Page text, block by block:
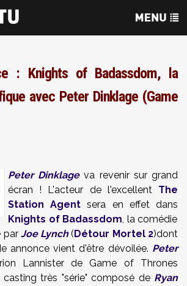
: Knights of Badassdom, la
avec Peter Dinklage (Game
Peter Dinklageva revenir sur grand
écran ! L'acteur de l'excellent The
Station Agent sera en effet dans
Knights of Badassdom, la comédie
par Joe Lynch(Détour Mortel 2)dont
annonce vient d'être dévoilée. Peter
Lannister de Game of Thrones
casting très "série" composé de Ryan